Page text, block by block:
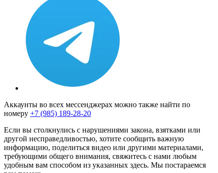
Аккаунты во всех мессенджерах можно также найти по
номеру +7 (985) 189-28-20
Если вы столкнулись с нарушениями закона, взятками или
другой несправедливостью, хотите сообщить важную
информацию, поделиться видео или другими материалами,
требующими общего внимания, свяжитесь с нами любым
удобным вам способом из указанных здесь. Мы постараемся